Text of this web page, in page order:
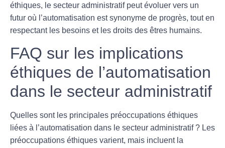
éthiques, le secteur administratif peut évoluer vers un
futur où l’automatisation est synonyme de progrès, tout en
respectant les besoins et les droits des êtres humains.
FAQ sur les implications
éthiques de l’automatisation
dans le secteur administratif
Quelles sont les principales préoccupations éthiques
liées à l’automatisation dans le secteur administratif ? Les
préoccupations éthiques varient, mais incluent la